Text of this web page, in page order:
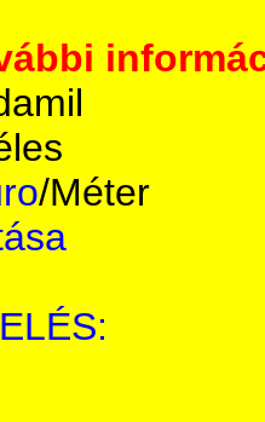
/Méter